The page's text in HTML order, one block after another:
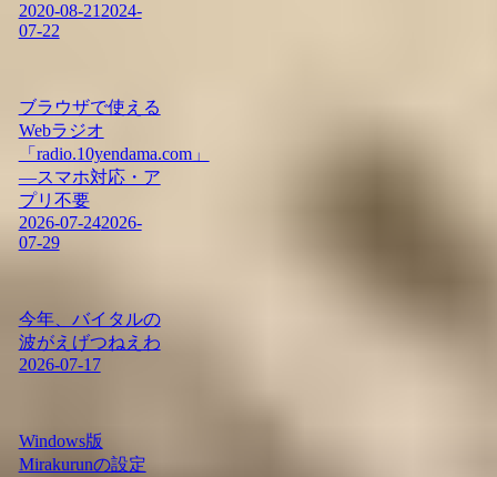
2020-08-21 2024-
07-22
ブラウザで使える
Webラジオ
「radio.10yendama.com」
―スマホ対応・ア
プリ不要
2026-07-242026-
07-29
今年、バイタルの
波がえげつねえわ
2026-07-17
Windows版
Mirakurunの設定